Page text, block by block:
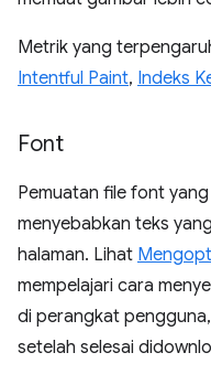
Metrik yang
Intentful Paint, Indeks
Font
Pemuatan file font
menyebabkan teks
halaman. Lihat
mempelajari cara
di perangkat
setelah selesai